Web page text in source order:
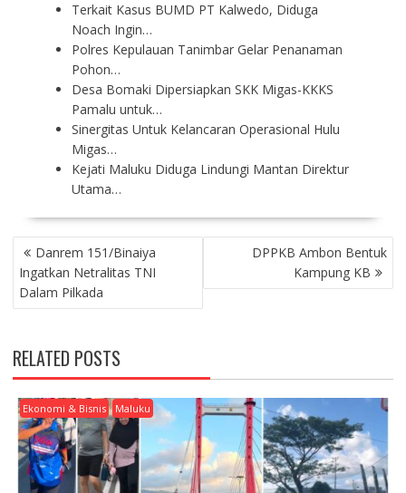
Terkait Kasus BUMD PT Kalwedo, Diduga
Noach Ingin…
Polres Kepulauan Tanimbar Gelar Penanaman
Pohon…
Desa Bomaki Dipersiapkan SKK Migas-KKKS
Pamalu untuk…
Sinergitas Untuk Kelancaran Operasional Hulu
Migas…
Kejati Maluku Diduga Lindungi Mantan Direktur
Utama…
P
O
S
T
A
V
I
G
A
T
Danrem 151/Binaiya
Ingatkan Netralitas TNI
Dalam Pilkada
DPPKB Ambon Bentuk
Kampung KB
RELATED POSTS
Ekonomi & Bisnis Maluku